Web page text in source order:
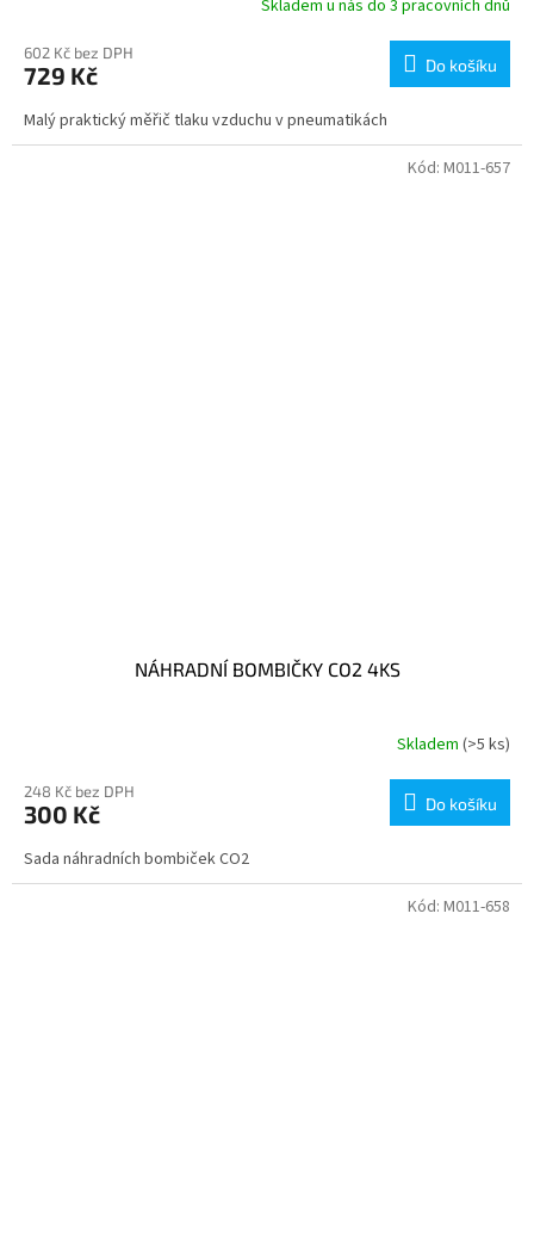
Skladem u nás do 3 pracovních dnů
602 Kč bez DPH
729 Kč Do košíku
Malý praktický měřič tlaku vzduchu v pneumatikách
NÁHRADNÍ BOMBIČKY CO2 4KS
Skladem (>5 ks)
248 Kč bez DPH
300 Kč Do košíku
Sada náhradních bombiček CO2
Kód: M011-657
Kód: M011-658